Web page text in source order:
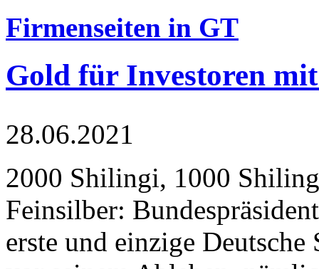
Firmenseiten in GT
Gold für Investoren
28.06.2021
2000 Shilingi, 1000
Feinsilber:
erste und einzige Deutsche